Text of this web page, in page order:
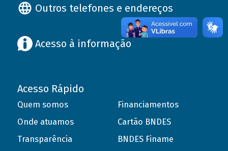
Outros telefones e endereços
Acesso à informação
Acesso Rápido
Quem somos
Onde atuamos
Transparência
Financiamentos
Cartão BNDES
BNDES Finame